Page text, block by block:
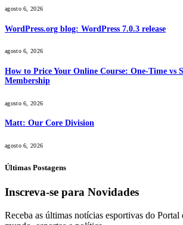
agosto 6, 2026
WordPress.org blog: WordPress 7.0.3 release
agosto 6, 2026
How to Price Your Online Course: One-Time vs
Membership
agosto 6, 2026
Matt: Our Core Division
agosto 6, 2026
Últimas Postagens
Inscreva-se para Novidades
Receba as últimas notícias esportivas do